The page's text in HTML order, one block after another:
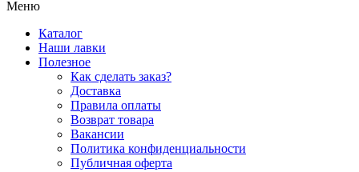
Меню
Каталог
Наши лавки
Полезное
Как сделать заказ?
Доставка
Правила оплаты
Возврат товара
Вакансии
Политика конфиденциальности
Публичная оферта